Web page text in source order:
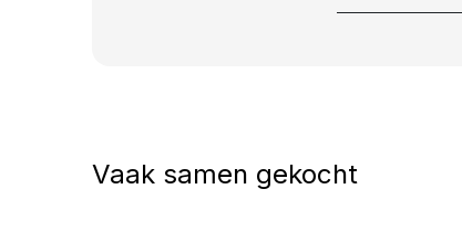
Vaak samen gekocht